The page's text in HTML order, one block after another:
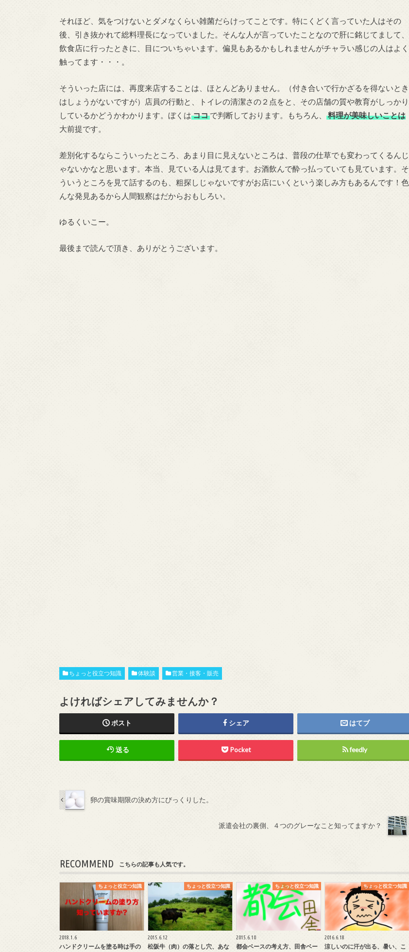
それほど、気をつけないとダメなくらい雑菌だらけってことです。特にくどく言っていた人はその
後、引き抜かれて総料理長になっていました。そんな人が言っていたことなので肝に銘じてまして、
飲食店に行ったときに、目についちゃいます。偏見もあるかもしれませんがチャラい感じの人はよく
触ってます・・・。
そういった店には、再度来店することは、ほとんどありません。（付き合いで行かざるを得ないとき
はしょうがないですが）店員の行動と、トイレの清潔さの２点をと、その店舗の質や教育がしっかり
しているかどうかわかります。ぼくは ココ で判断しております。もちろん、
料理が美味しいことは
大前提です。
差別化するならこういったところ、あまり目に見えないところは、普段の仕草でも変わってくるんじ
ゃないかなと思います。本当、見ている人は見てます。お酒飲んで酔っ払っていても見ています。そ
ういうところを見て話するのも、粗探しじゃないですがお店にいくという楽しみ方もあるんです！色
んな発見あるから人間観察はだからおもしろい。
ゆるくいこー。
最後まで読んで頂き、ありがとうございます。
ちょっと役立つ知識 体験談 営業・接客・販売
よければシェアしてみませんか？
ポスト シェア はてブ
送る Pocket feedly
卵の賞味期限の決め方にびっくりした。
派遣会社の裏側、４つのグレーなこと知ってますか？
RECOMMEND こちらの記事も人気です。
ちょっと役立つ知識
2018.1.6
ハンドクリームを塗る時は手の
ちょっと役立つ知識
2015.6.12
松阪牛（肉）の落とし穴、あな
ちょっと役立つ知識
2015.6.10
都会ベースの考え方、田舎ベー
ちょっと役立つ知識
2016.6.18
涼しいのに汗が出る、暑い、こ